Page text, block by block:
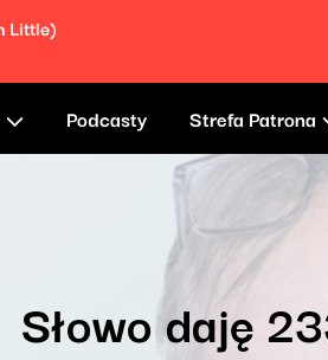
Little)
Podcasty Strefa Patrona
Słowo daję